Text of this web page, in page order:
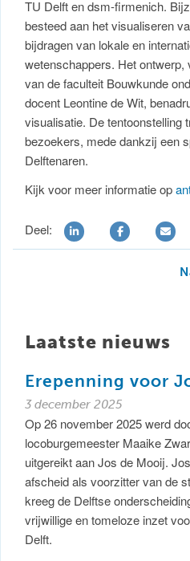
TU Delft en dsm-firmenich.
besteed aan het visualiseren
bijdragen van lokale en
wetenschappers. Het
van de faculteit Bouwkunde
docent Leontine de Wit,
visualisatie. De tentoonstelling
bezoekers, mede dankzij een
Delftenaren.
Kijk voor meer informatie op
Deel:
Laatste nieuws
Erepenning voor
3 december 2025
Op 26 november 2025 werd
locoburgemeester Maaike
uitgereikt aan Jos de Mooij.
afscheid als voorzitter van de
kreeg de Delftse
vrijwillige en tomeloze inzet
Delft.